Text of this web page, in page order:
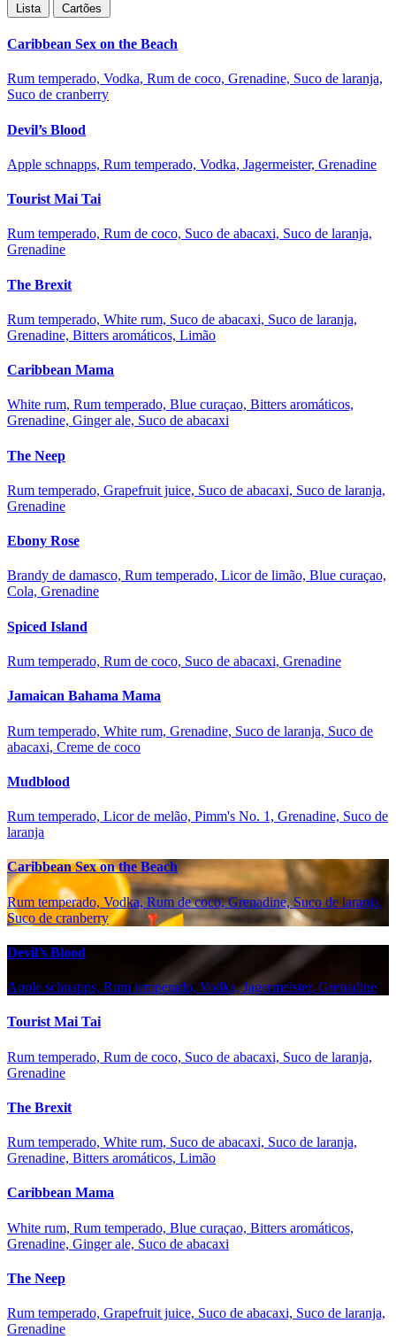
Lista Cartões
Caribbean Sex on the Beach
Rum temperado, Vodka, Rum de coco, Grenadine, Suco de laranja,
Suco de cranberry
Devil’s Blood
Apple schnapps, Rum temperado, Vodka, Jagermeister, Grenadine
Tourist Mai Tai
Rum temperado, Rum de coco, Suco de abacaxi, Suco de laranja,
Grenadine
The Brexit
Rum temperado, White rum, Suco de abacaxi, Suco de laranja,
Grenadine, Bitters aromáticos, Limão
Caribbean Mama
White rum, Rum temperado, Blue curaçao, Bitters aromáticos,
Grenadine, Ginger ale, Suco de abacaxi
The Neep
Rum temperado, Grapefruit juice, Suco de abacaxi, Suco de laranja,
Grenadine
Ebony Rose
Brandy de damasco, Rum temperado, Licor de limão, Blue curaçao,
Cola, Grenadine
Spiced Island
Rum temperado, Rum de coco, Suco de abacaxi, Grenadine
Jamaican Bahama Mama
Rum temperado, White rum, Grenadine, Suco de laranja, Suco de
abacaxi, Creme de coco
Mudblood
Rum temperado, Licor de melão, Pimm's No. 1, Grenadine, Suco de
laranja
Caribbean Sex on the Beach
Rum temperado, Vodka, Rum de coco, Grenadine, Suco de laranja,
Suco de cranberry
Devil’s Blood
Apple schnapps, Rum temperado, Vodka, Jagermeister, Grenadine
Tourist Mai Tai
Rum temperado, Rum de coco, Suco de abacaxi, Suco de laranja,
Grenadine
The Brexit
Rum temperado, White rum, Suco de abacaxi, Suco de laranja,
Grenadine, Bitters aromáticos, Limão
Caribbean Mama
White rum, Rum temperado, Blue curaçao, Bitters aromáticos,
Grenadine, Ginger ale, Suco de abacaxi
The Neep
Rum temperado, Grapefruit juice, Suco de abacaxi, Suco de laranja,
Grenadine